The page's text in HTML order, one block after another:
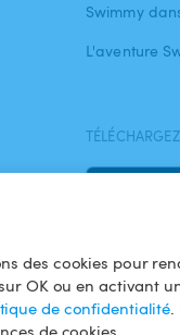
des cookies pour
OK ou en activant
de confidentialité.
de cookies
Swimmy
L'aventure